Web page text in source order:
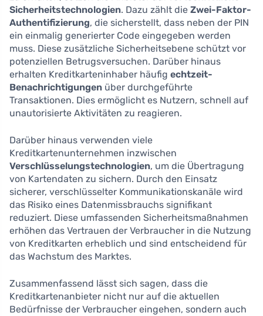
Sicherheitstechnologien. Dazu zählt die Zwei-Faktor-
Authentifizierung, die sicherstellt, dass neben der PIN
ein einmalig generierter Code eingegeben werden
muss. Diese zusätzliche Sicherheitsebene schützt vor
potenziellen Betrugsversuchen. Darüber hinaus
erhalten Kreditkarteninhaber häufig echtzeit-
Benachrichtigungen über durchgeführte
Transaktionen. Dies ermöglicht es Nutzern, schnell auf
unautorisierte Aktivitäten zu reagieren.
Darüber hinaus verwenden viele
Kreditkartenunternehmen inzwischen
Verschlüsselungstechnologien, um die Übertragung
von Kartendaten zu sichern. Durch den Einsatz
sicherer, verschlüsselter Kommunikationskanäle wird
das Risiko eines Datenmissbrauchs signifikant
reduziert. Diese umfassenden Sicherheitsmaßnahmen
erhöhen das Vertrauen der Verbraucher in die Nutzung
von Kreditkarten erheblich und sind entscheidend für
das Wachstum des Marktes.
Zusammenfassend lässt sich sagen, dass die
Kreditkartenanbieter nicht nur auf die aktuellen
Bedürfnisse der Verbraucher eingehen, sondern auch